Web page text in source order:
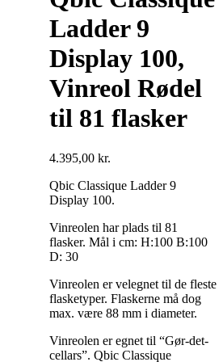
Ladder 9
Display 100,
Vinreol Rødel
til 81 flasker
4.395,00 kr.
Qbic Classique Ladder 9
Display 100.
Vinreolen har plads til 81
flasker. Mål i cm: H:100 B:100
D: 30
Vinreolen er velegnet til de fleste
flasketyper. Flaskerne må dog
max. være 88 mm i diameter.
Vinreolen er egnet til “Gør-det-
cellars”. Qbic Classique